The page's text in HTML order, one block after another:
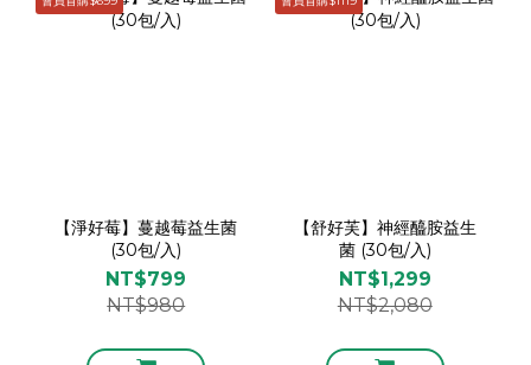
【淨好莓】蔓越莓益生菌
(30包/入)
NT$799
NT$980
【舒好芙】神經醯胺益生
菌 (30包/入)
NT$1,299
NT$2,080